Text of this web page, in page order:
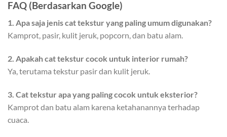
FAQ (Berdasarkan Google)
1. Apa saja jenis cat tekstur yang paling umum digunakan?
Kamprot, pasir, kulit jeruk, popcorn, dan batu alam.
2. Apakah cat tekstur cocok untuk interior rumah?
Ya, terutama tekstur pasir dan kulit jeruk.
3. Cat tekstur apa yang paling cocok untuk eksterior?
Kamprot dan batu alam karena ketahanannya terhadap
cuaca.